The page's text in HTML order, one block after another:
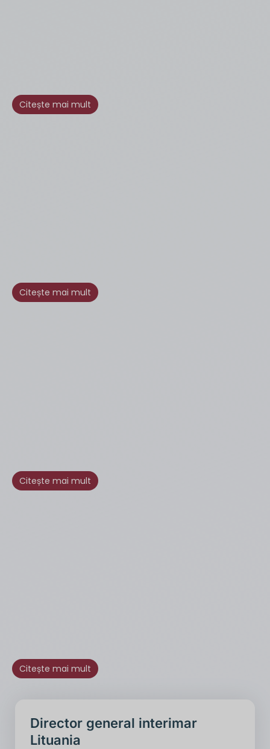
Citește mai mult
Citește mai mult
Citește mai mult
Citește mai mult
Director general interimar
Lituania